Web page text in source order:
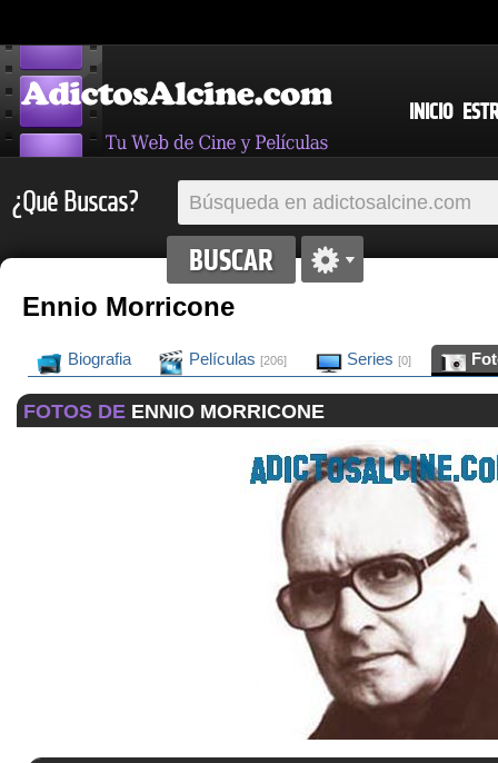
INICIO
¿Qué Buscas?
Ennio Morricone
Biografia Películas [206] Series [0]
FOTOS DE ENNIO MORRICONE